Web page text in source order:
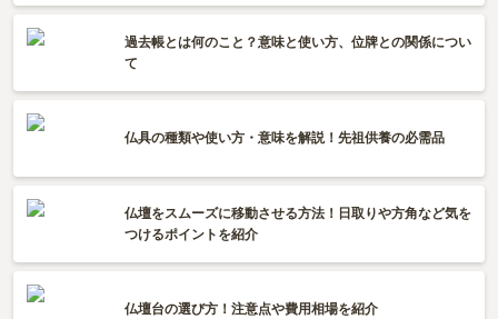
過去帳とは何のこと？意味と使い方、位牌との関係につい
て
仏具の種類や使い方・意味を解説！先祖供養の必需品
仏壇をスムーズに移動させる方法！日取りや方角など気を
つけるポイントを紹介
仏壇台の選び方！注意点や費用相場を紹介